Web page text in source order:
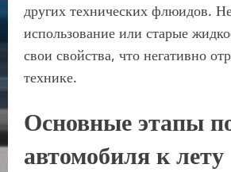
других технических флюидов.
использование или старые
свои свойства, что негативно
технике.
Основные этапы
автомобиля к лету